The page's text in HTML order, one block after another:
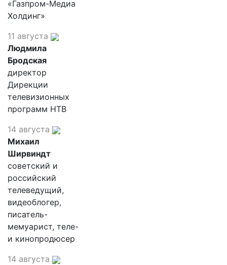
«Газпром-Медиа
Холдинг»
11 августа
Людмила
Бродская
директор
Дирекции
телевизионных
программ НТВ
14 августа
Михаил
Ширвиндт
советский и
российский
телеведущий,
видеоблогер,
писатель-
мемуарист, теле-
и кинопродюсер
14 августа